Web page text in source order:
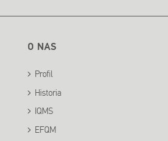
O NAS
Profil
Historia
IQMS
EFQM